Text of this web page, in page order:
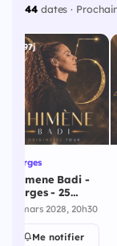
44dates ·
597j
Riorges
Chimene Badi -
Riorges - 25
mars 2028
25 mars 2028, 20h30
Me notifier